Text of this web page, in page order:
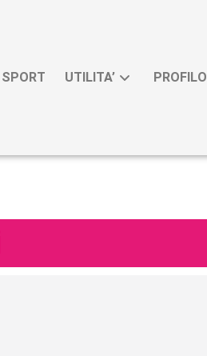
SPORT UTILITA’ PROFILO